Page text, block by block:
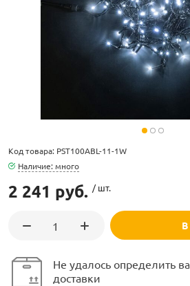
LED
Код товара: PST100ABL-11-1W
Наличие: много
2 241 руб. / шт.
В
Не удалось определить
доставки